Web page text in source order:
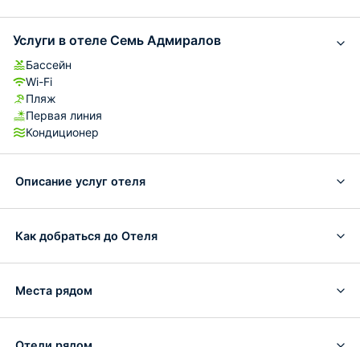
Услуги в отеле Семь Адмиралов
Бассейн
Wi-Fi
Пляж
Первая линия
Кондиционер
Описание услуг отеля
Как добраться до Отеля
Места рядом